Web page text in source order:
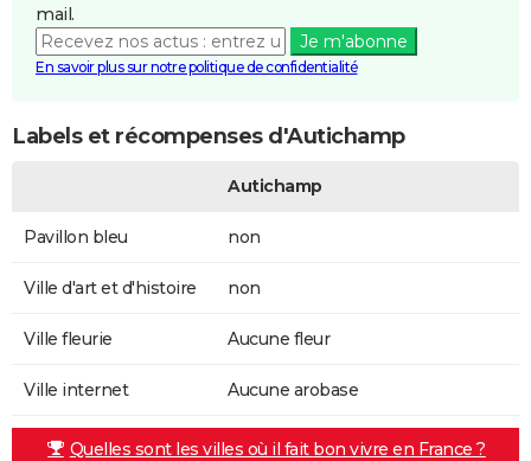
mail.
Je m'abonne
En savoir plus sur notre politique de confidentialité
Labels et récompenses d'Autichamp
Autichamp
Pavillon bleu non
Ville d'art et d'histoire non
Ville fleurie Aucune fleur
Ville internet Aucune arobase
Quelles sont les villes où il fait bon vivre en France ?